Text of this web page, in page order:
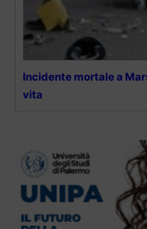
Incidente mortale a
vita